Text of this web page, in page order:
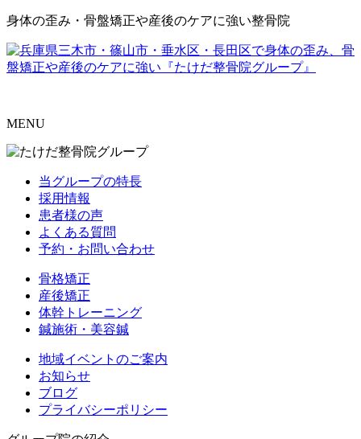
身体の歪み・骨盤矯正や産後のケアに強い整骨院
MENU
当グループの特長
採用情報
患者様の声
よくある質問
予約・お問い合わせ
骨格矯正
産後矯正
体幹トレーニング
鍼施術・美容鍼
地域イベントのご案内
お知らせ
ブログ
プライバシーポリシー